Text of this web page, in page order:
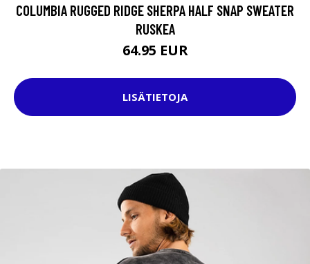
COLUMBIA RUGGED RIDGE SHERPA HALF SNAP SWEATER
RUSKEA
64.95 EUR
LISÄTIETOJA